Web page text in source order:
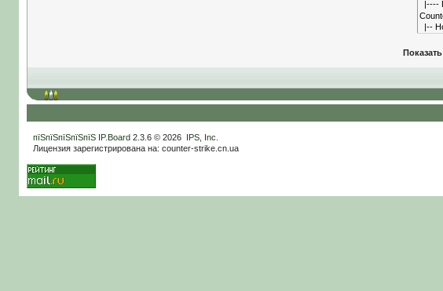
Показать
пїЅпїЅпїЅпїЅпїЅ IP.Board2.3.6 © 2026 IPS, Inc
Лицензия зарегистрирована на: counter-strike.cn.ua